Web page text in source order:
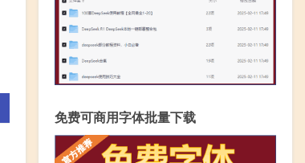
免费可商用字体批量下载